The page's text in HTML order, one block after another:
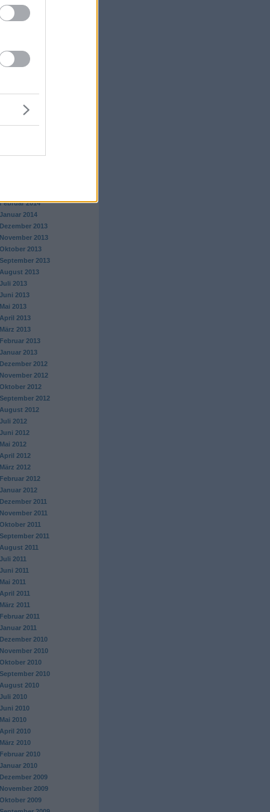
Juli 2015
Juni 2015
März 2015
Februar 2015
Oktober 2014
2014
2014
Januar 2014
Dezember 2013
November 2013
Oktober 2013
September 2013
August 2013
Juli 2013
Juni 2013
Mai 2013
April 2013
März 2013
Februar 2013
Januar 2013
Dezember 2012
November 2012
Oktober 2012
September 2012
August 2012
Juli 2012
Juni 2012
Mai 2012
April 2012
März 2012
Februar 2012
Januar 2012
Dezember 2011
November 2011
Oktober 2011
September 2011
August 2011
Juli 2011
Juni 2011
Mai 2011
April 2011
März 2011
Februar 2011
Januar 2011
Dezember 2010
November 2010
Oktober 2010
September 2010
August 2010
Juli 2010
Juni 2010
Mai 2010
April 2010
März 2010
Februar 2010
Januar 2010
Dezember 2009
November 2009
Oktober 2009